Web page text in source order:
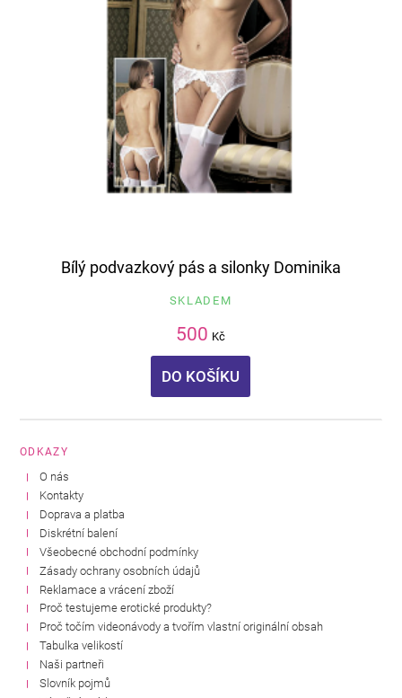
Bílý podvazkový pás a silonky Dominika
SKLADEM
500 Kč
DO KOŠÍKU
ODKAZY
O nás
Kontakty
Doprava a platba
Diskrétní balení
Všeobecné obchodní podmínky
Zásady ochrany osobních údajů
Reklamace a vrácení zboží
Proč testujeme erotické produkty?
Proč točím videonávody a tvořím vlastní originální obsah
Tabulka velikostí
Naši partneři
Slovník pojmů